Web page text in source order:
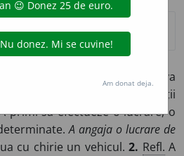
A primi pe cineva
un loc de muncă, în condiții
primi să efectueze o lucrare, o
A angaja o lucrare de
cu chirie un vehicul. 2. Refl. A
Am donat deja.